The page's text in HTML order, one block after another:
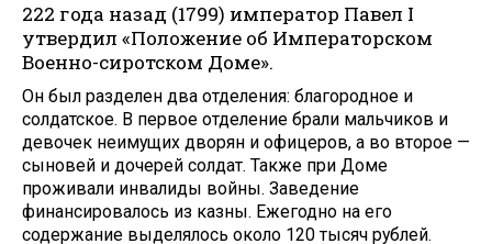
222 года назад (1799) император Павел I
утвердил «Положение об Императорском
Военно-сиротском Доме».
Он был разделен два отделения: благородное и
солдатское. В первое отделение брали мальчиков и
девочек неимущих дворян и офицеров, а во второе —
сыновей и дочерей солдат. Также при Доме
проживали инвалиды войны. Заведение
финансировалось из казны. Ежегодно на его
содержание выделялось около 120 тысяч рублей.